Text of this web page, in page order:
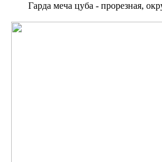
Гарда меча цуба - прорезная,